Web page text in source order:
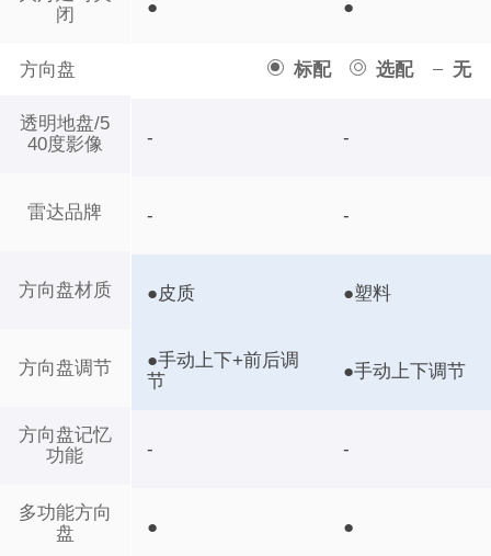
闭
方向盘 标配 选配 无
透明地盘/5
40度影像
雷达品牌
方向盘材质
方向盘调节
方向盘记忆
功能
多功能方向
盘
● ●
- -
- -
●皮质 ●塑料
●手动上下+前后调
节
●手动上下调节
- -
● ●